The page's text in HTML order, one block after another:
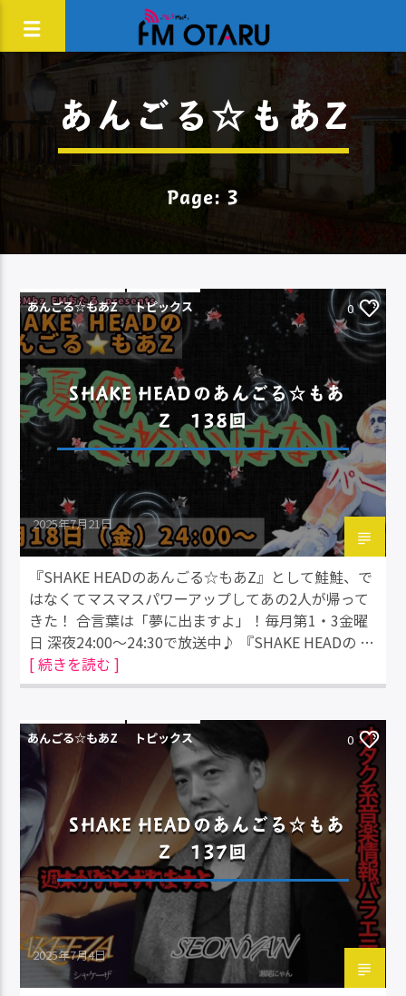
あんごる☆もあZ
Page: 3
あんごる☆もあZ トピックス 0
SHAKE HEADのあんごる☆もあ
Z 138回
2025年7月21日
『SHAKE HEADのあんごる☆もあZ』として鮭鮭、で
はなくてマスマスパワーアップしてあの2人が帰って
きた！ 合言葉は「夢に出ますよ」！毎月第1・3金曜
日 深夜24:00～24:30で放送中♪ 『SHAKE HEADの …
[ 続きを読む ]
あんごる☆もあZ トピックス 0
SHAKE HEADのあんごる☆もあ
Z 137回
2025年7月4日